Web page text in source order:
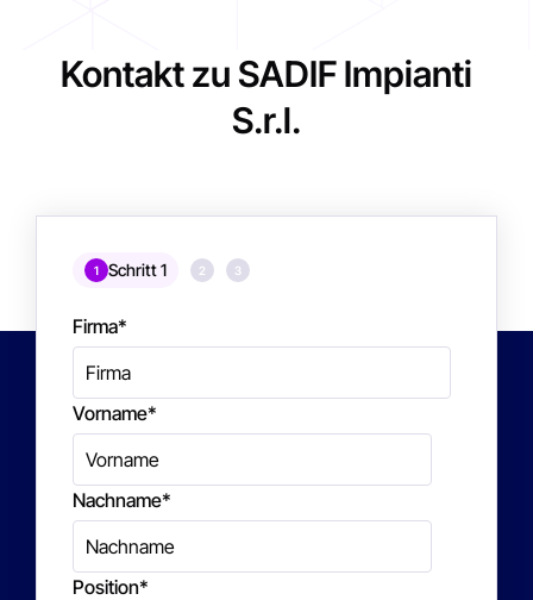
Kontakt zu SADIF Impianti
S.r.l.
1 Schritt 1 2 3
Firma*
Vorname*
Nachname*
Position*